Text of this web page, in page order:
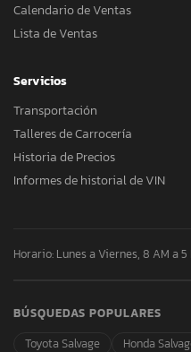
Calendario de Ventas
Lista de Ventas
Servicios
Transportación
Talleres de Carrocería
Historia de Precios
Informes de historial de VIN
Horario: Lunes a Viernes, 8 AM a 5
BÚSQUEDAS POPULARES
Toyota Salvage
Honda